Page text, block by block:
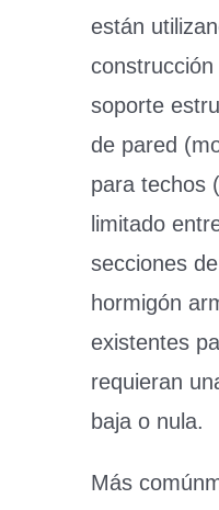
están
soporte
de pared
para techos
limitado
secciones
hormigón
existentes
requieran
baja o nula.
Más